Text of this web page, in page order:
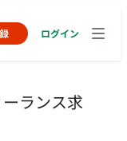
ログイン
ランス求